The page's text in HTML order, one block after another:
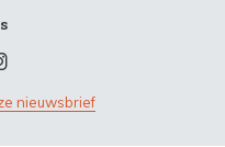
nieuwsbrief